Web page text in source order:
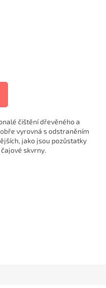
čištění dřevěného a
vyrovná s odstraněním
jako jsou pozůstatky
skvrny.